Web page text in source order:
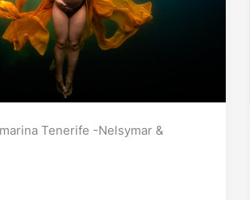
Tenerife -Nelsymar &